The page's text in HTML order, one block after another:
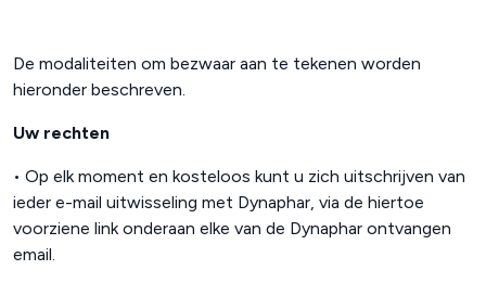
De modaliteiten om bezwaar aan te tekenen worden
hieronder beschreven.
Uw rechten
• Op elk moment en kosteloos kunt u zich uitschrijven van
ieder e-mail uitwisseling met Dynaphar, via de hiertoe
voorziene link onderaan elke van de Dynaphar ontvangen
email.